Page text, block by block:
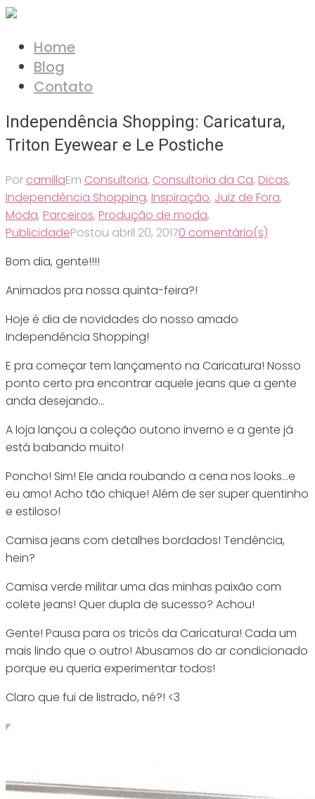
Ir
conteúdo
Home
Blog
Contato
Independência Shopping: Caricatura,
Triton Eyewear e Le Postiche
Por camillaEm Consultoria, Consultoria da Ca, Dicas,
Independência Shopping, Inspiração, Juiz de Fora,
Moda, Parceiros, Produção de moda,
PublicidadePostou abril 20, 20170 comentário(s)
Bom dia, gente!!!!
Animados pra nossa quinta-feira?!
Hoje é dia de novidades do nosso amado
Independência Shopping!
E pra começar tem lançamento na Caricatura! Nosso
ponto certo pra encontrar aquele jeans que a gente
anda desejando…
A loja lançou a coleção outono inverno e a gente já
está babando muito!
Poncho! Sim! Ele anda roubando a cena nos looks…e
eu amo! Acho tão chique! Além de ser super quentinho
e estiloso!
Camisa jeans com detalhes bordados! Tendência,
hein?
Camisa verde militar uma das minhas paixão com
colete jeans! Quer dupla de sucesso? Achou!
Gente! Pausa para os tricôs da Caricatura! Cada um
mais lindo que o outro! Abusamos do ar condicionado
porque eu queria experimentar todos!
Claro que fui de listrado, né?! <3